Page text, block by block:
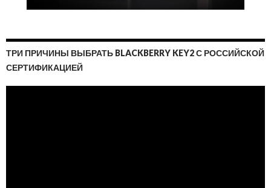
ТРИ ПРИЧИНЫ ВЫБРАТЬ BLACKBERRY KEY2 С РОССИЙСКОЙ
СЕРТИФИКАЦИЕЙ